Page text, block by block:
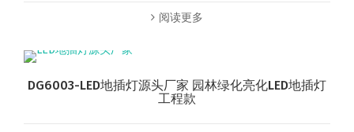
阅读更多
DG6003-LED地插灯源头厂家 园林绿化亮化LED地插灯
工程款